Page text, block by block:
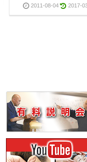
2011-08-04 2017-